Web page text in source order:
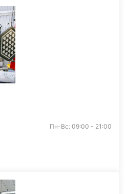
Пн-Вс: 09:00 - 21:00